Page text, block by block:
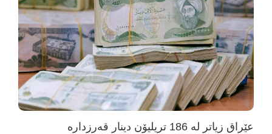
عێراق زیاتر لە 186 تریلیۆن دینار قەرزدارە